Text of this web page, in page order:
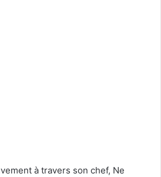
à travers son chef, Ne